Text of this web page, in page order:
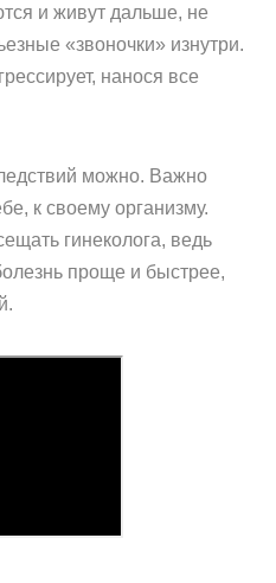
и живут дальше, не
«звоночки» изнутри.
нанося все
можно. Важно
к своему организму.
гинеколога, ведь
проще и быстрее,